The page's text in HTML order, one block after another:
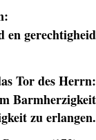
en gerechtigheid
Tor des Herrn:
Barmherzigkeit
zu erlangen.